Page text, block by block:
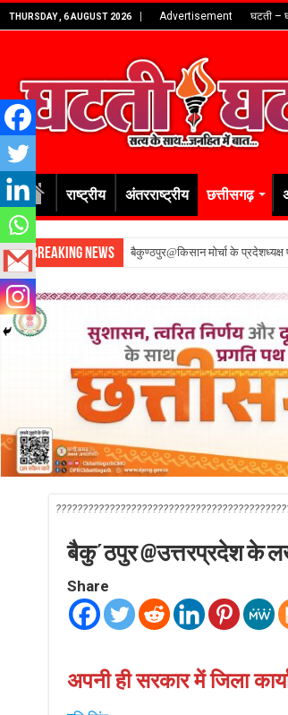
THURSDAY , 6 AUGUST 2026 Advertisement घटती –
राष्ट्रीय अंतरराष्ट्रीय छत्तीसगढ़
Breaking News बैकुण्ठपुर@किसान मोर्चा के
बैकु΄ठपुर @उत्तरप्रदेश के
Share
अपनी ही सरकार में जिला